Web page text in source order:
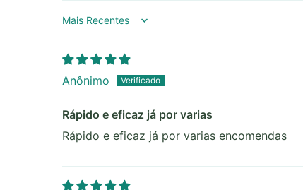
Sort by
Anônimo
Rápido e eficaz já por varias
Rápido e eficaz já por varias encomendas